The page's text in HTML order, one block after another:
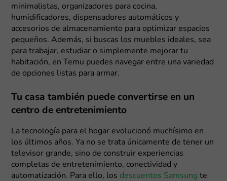
minimalistas, organizadores para cocina,
humidificadores, dispensadores automáticos y
accesorios de almacenamiento para optimizar espacios
pequeños. Además, si buscas los muebles ideales, sea
para trabajar, estudiar o simplemente mejorar tu
habitación, en Temu puedes navegar entre una variedad
de opciones listas para armar.
Tu casa también puede convertirse en un
centro de entretenimiento
La tecnología para el hogar evolucionó muchísimo en
los últimos años. Ya no se trata únicamente de tener un
televisor grande, sino de construir experiencias
completas de entretenimiento, conectividad y
automatización. Para ello, los descuentos Samsung te